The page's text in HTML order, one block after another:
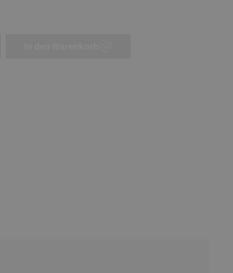
den gewünschten Wert ein oder